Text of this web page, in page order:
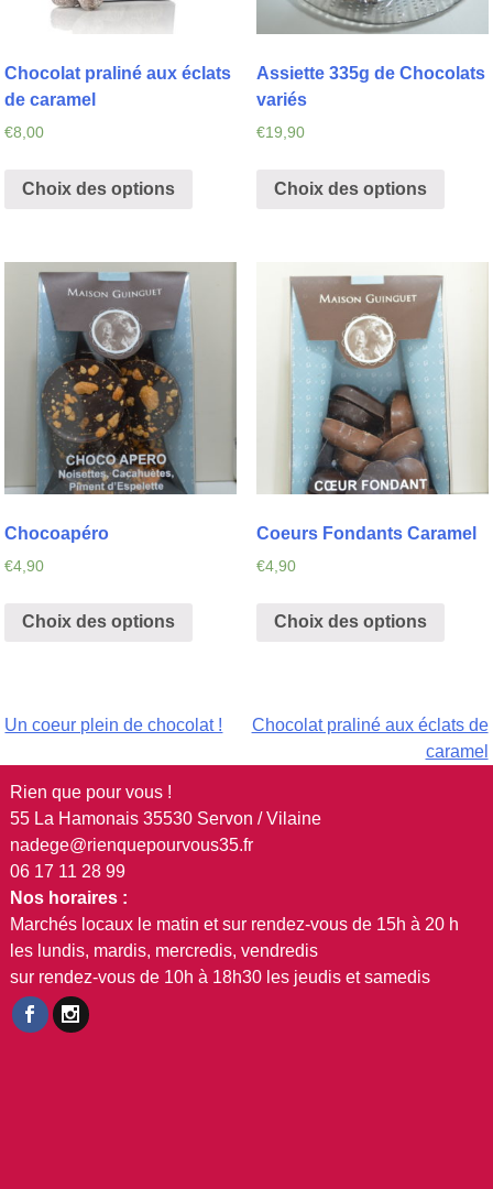
Chocolat praliné aux éclats
de caramel
€8,00
Choix des options
Assiette 335g de Chocolats
variés
€19,90
Choix des options
Chocoapéro
€4,90
Choix des options
Coeurs Fondants Caramel
€4,90
Choix des options
Navigation
de
l’article
Un coeur plein de chocolat !
Chocolat praliné aux éclats de
caramel
Rien que pour vous !
55 La Hamonais 35530 Servon / Vilaine
nadege@rienquepourvous35.fr
06 17 11 28 99
Nos horaires :
Marchés locaux le matin et sur rendez-vous de 15h à 20 h
les lundis, mardis, mercredis, vendredis
sur rendez-vous de 10h à 18h30 les jeudis et samedis